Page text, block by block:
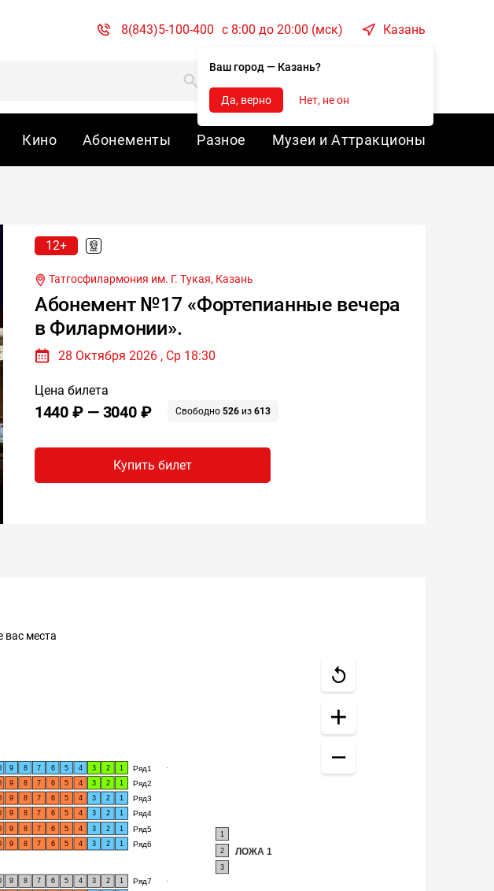
8(843)5-100-400 c 8:00 до 20:00 (мск) Казань
Ваш город — Казань?
Да, верно Нет, не он
Кино Абонементы Разное Музеи и Аттракционы
12+
Татгосфилармония им. Г. Тукая, Казань
Абонемент №17 «Фортепианные вечера
в Филармонии».
28 Октября 2026 , Ср 18:30
Цена билета
1440 ₽ — 3040 ₽ Свободно 526из 613
Купить билет
вас места
Ряд1
Ряд2
Ряд3
Ряд4
Ряд5
Ряд6
Ряд7
ЛОЖА 1
9 8 7 6 5 4 3 2
1
9 8 7 6 5 4 3 2
1
9 8 7 6 5 4 3 2 1
9 8 7 6 5 4 3 2 1
9 8 7 6 5 4 3 2
1
9 8 7 6 5 4 3 2 1
9 8 7 6 5 4 3 2
1
2
3
1